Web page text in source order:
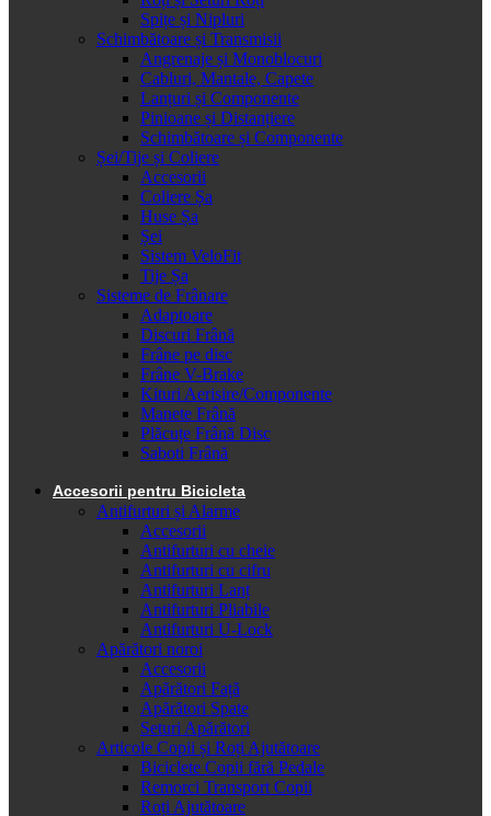
Spițe și Nipluri
Schimbătoare și Transmisii
Angrenaje și Monoblocuri
Cabluri, Mantale, Capete
Lanțuri și Componente
Pinioane și Distanțiere
Schimbătoare și Componente
Șei/Tije și Coliere
Accesorii
Coliere Șa
Huse Șa
Șei
Sistem VeloFit
Tije Șa
Sisteme de Frânare
Adaptoare
Discuri Frână
Frâne pe disc
Frâne V-Brake
Kituri Aerisire/Componente
Manete Frână
Plăcuțe Frână Disc
Saboti Frână
Accesorii pentru Bicicleta
Antifurturi și Alarme
Accesorii
Antifurturi cu cheie
Antifurturi cu cifru
Antifurturi Lanț
Antifurturi Pliabile
Antifurturi U-Lock
Apărători noroi
Accesorii
Apărători Față
Apărători Spate
Seturi Apărători
Articole Copii și Roți Ajutătoare
Biciclete Copii fără Pedale
Remorci Transport Copii
Roți Ajutătoare